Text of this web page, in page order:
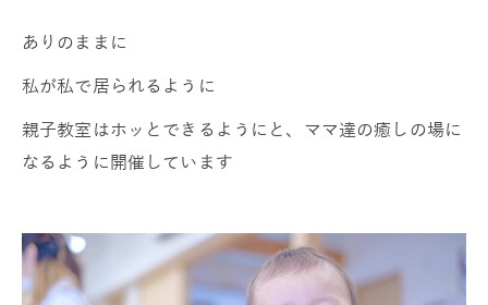
ありのままに
私が私で居られるように
親子教室はホッとできるようにと、ママ達の癒しの場に
なるように開催しています